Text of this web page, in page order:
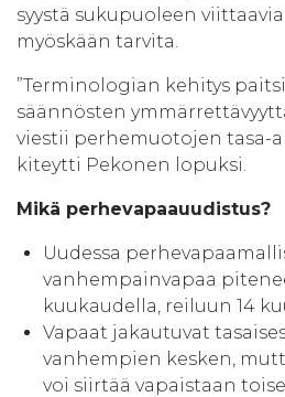
syystä sukupuoleen
myöskään tarvita.
”Terminologian kehitys
säännösten
viestii perhemuotojen tasa-
kiteytti Pekonen lopuksi.
Mikä perhevapaauudistus?
Uudessa
vanhempainvapaa
kuukaudella, reiluun 14
Vapaat jakautuvat
vanhempien kesken,
voi siirtää vapaistaan